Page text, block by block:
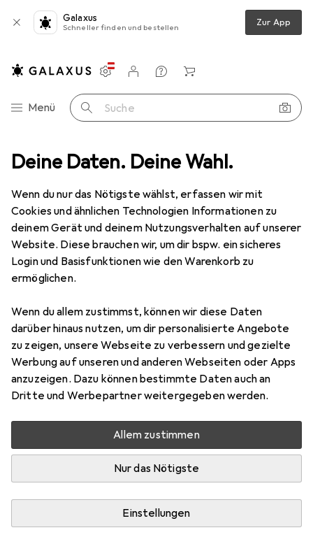
Deine Daten. Deine Wahl.
Wenn du nur das Nötigste wählst, erfassen wir mit
Cookies und ähnlichen Technologien Informationen zu
deinem Gerät und deinem Nutzungsverhalten auf unserer
Website. Diese brauchen wir, um dir bspw. ein sicheres
Login und Basisfunktionen wie den Warenkorb zu
ermöglichen.
Wenn du allem zustimmst, können wir diese Daten
darüber hinaus nutzen, um dir personalisierte Angebote
zu zeigen, unsere Webseite zu verbessern und gezielte
Werbung auf unseren und anderen Webseiten oder Apps
anzuzeigen. Dazu können bestimmte Daten auch an
Dritte und Werbepartner weitergegeben werden.
Allem zustimmen
Nur das Nötigste
Einstellungen
Galaxus
Schneller finden und bestellen Zur App
Navigation nach Kategorien
Menü Suche
Einstellungen
Kundenkonto
Vergleichslisten
Merklisten
Warenkorb
Raspel + Feile Pferd Werkstattfeile nach PF H2
9 Bilder
MENGENRABATT
PferdWerkstattfeile nach PF H2
Hieb 2, 300 mm
Preis in EUR inkl. MwSt.
EUR
12,81
Bewertungen
Zwischen Fr, 14.8. und Di, 18.8. geliefert
Mehr als 10 Stück an Lager beim Lieferanten
3 Stück
EUR
12,23